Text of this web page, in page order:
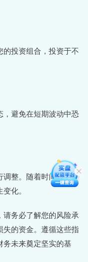
投资组合，投资于不
，避免在短期波动中恐
调整。随着时间的推
化。
请务必了解您的风险承
的资金。遵循这些指
未来奠定坚实的基